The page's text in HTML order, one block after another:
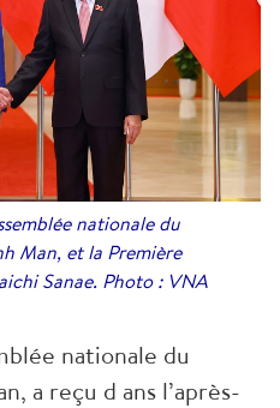
nationale du
Man, et la Première
Sanae. Photo : VNA
nationale du
a reçu d ans l’après-